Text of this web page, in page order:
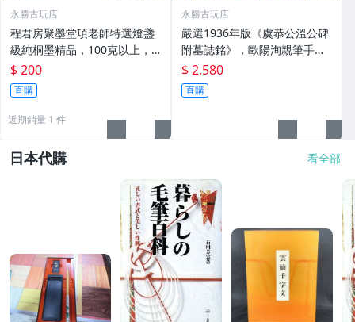
永勝古玩店
程君房聚墨堂項老師特選燈盞
級純桐墨精品，100克以上，
檀香墨質細膩黑亮 藍紫光放 檢
驗嚴選推薦 燈盞級墨 放藍紫光
檢驗嚴選
$ 200
直購
近期銷量 1 件
永勝古玩店
嚴選1936年版《虞恭公溫公碑
附墓誌銘》，歐陽洵親筆手
跡，典藏歷史與書法珍品 唐史
研究 碑刻藝術 田中和市版
$ 2,580
直購
日本代購 看全部